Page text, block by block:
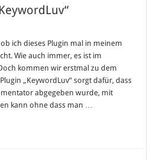
ich dieses Plugin mal in meinem
Wie auch immer, es ist im
kommen wir erstmal zu dem
„KeywordLuv“ sorgt dafür, dass
abgegeben wurde, mit
kann ohne dass man …